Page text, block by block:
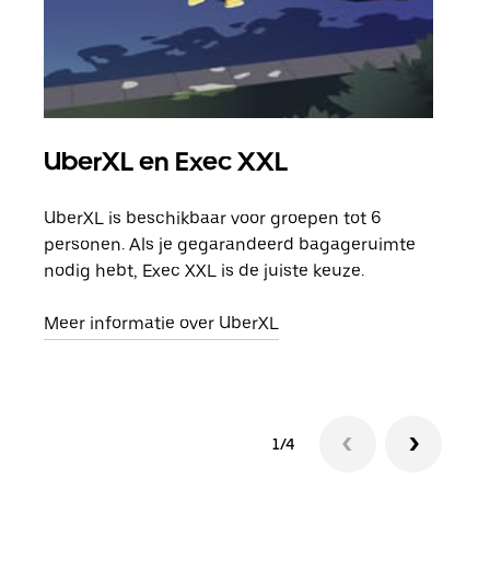
UberXL en Exec XXL
UberXL is beschikbaar voor groepen tot 6
personen. Als je gegarandeerd bagageruimte
nodig hebt, Exec XXL is de juiste keuze.
Meer informatie over UberXL
1/4